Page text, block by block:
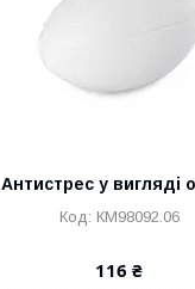
Антистрес у вигляді
КМ98092.06
116 ₴